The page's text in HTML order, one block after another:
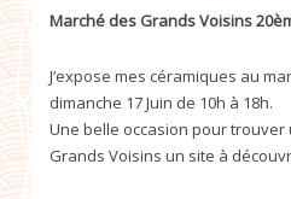
Marché des Grands Voisins
J’expose mes céramiques au
dimanche 17 Juin de 10h à 18h.
Une belle occasion pour trouver
Grands Voisins un site à